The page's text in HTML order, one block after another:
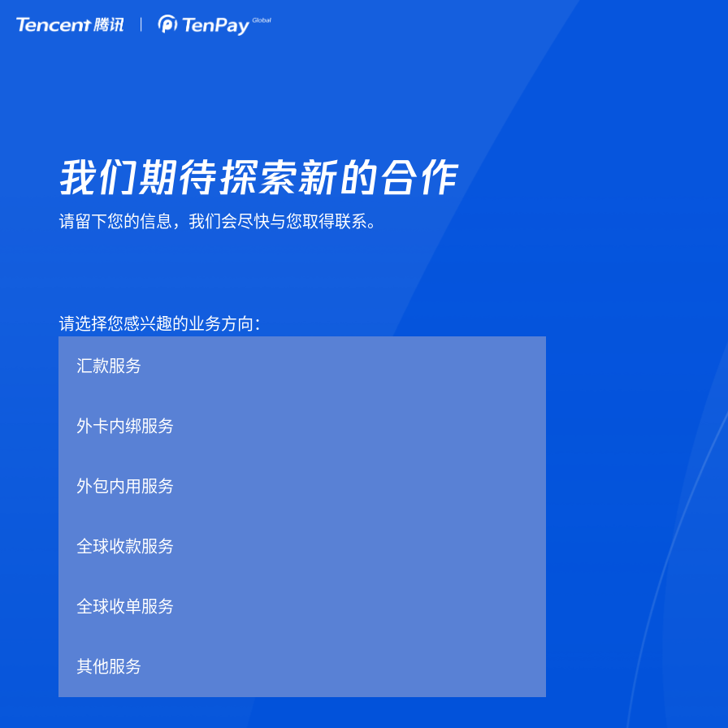
我们期待探索新的合作
请留下您的信息，我们会尽快与您取得联系。
请选择您感兴趣的业务方向：
汇款服务
外卡内绑服务
外包内用服务
全球收款服务
全球收单服务
其他服务